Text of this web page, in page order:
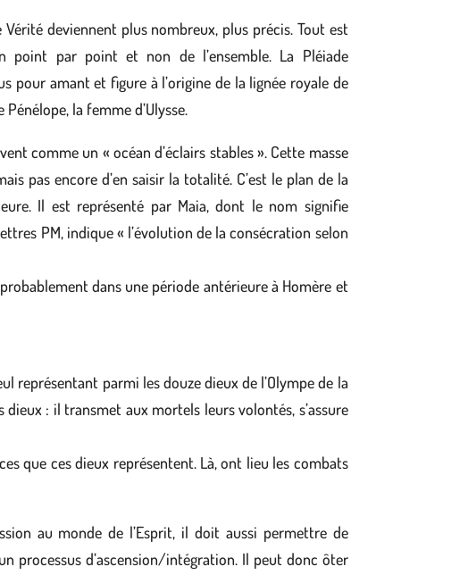
Vérité deviennent plus nombreux, plus précis. Tout est
point par point et non de l’ensemble. La Pléiade
pour amant et figure à l’origine de la lignée royale de
la femme d’Ulysse.
comme un « océan d’éclairs stables ». Cette masse
pas encore d’en saisir la totalité. C’est le plan de la
Il est représenté par Maia, dont le nom signifie
PM, indique « l’évolution de la consécration selon
dans une période antérieure à Homère et
représentant parmi les douze dieux de l’Olympe de la
: il transmet aux mortels leurs volontés, s’assure
que ces dieux représentent. Là, ont lieu les combats
au monde de l’Esprit, il doit aussi permettre de
processus d’ascension/intégration. Il peut donc ôter